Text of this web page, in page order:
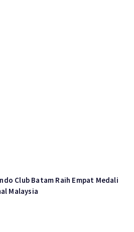
Club Batam Raih Empat Medali
Malaysia